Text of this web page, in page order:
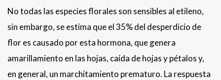
No todas las especies florales son sensibles al etileno,
sin embargo, se estima que el 35% del desperdicio de
flor es causado por esta hormona, que genera
amarillamiento en las hojas, caída de hojas y pétalos y,
en general, un marchitamiento prematuro. La respuesta